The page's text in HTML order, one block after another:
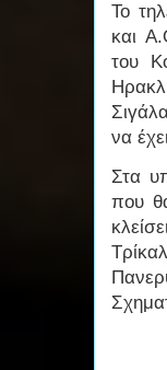
Το
και
του
να
Στα
που